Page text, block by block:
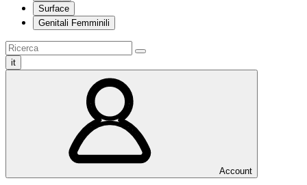
Surface
Genitali Femminili
it
Account